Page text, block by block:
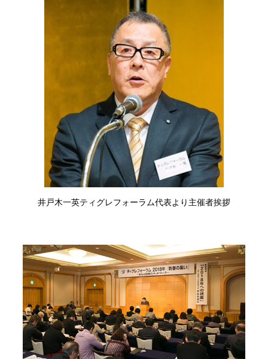
井戸木一英ティグレフォーラム代表より主催者挨拶